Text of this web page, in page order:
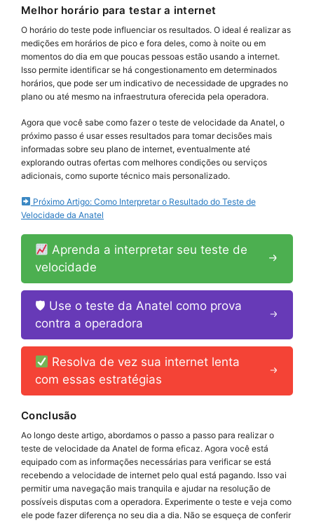
Melhor horário para testar a internet
O horário do teste pode influenciar os resultados. O ideal é realizar as
medições em horários de pico e fora deles, como à noite ou em
momentos do dia em que poucas pessoas estão usando a internet.
Isso permite identificar se há congestionamento em determinados
horários, que pode ser um indicativo de necessidade de upgrades no
plano ou até mesmo na infraestrutura oferecida pela operadora.
Agora que você sabe como fazer o teste de velocidade da Anatel, o
próximo passo é usar esses resultados para tomar decisões mais
informadas sobre seu plano de internet, eventualmente até
explorando outras ofertas com melhores condições ou serviços
adicionais, como suporte técnico mais personalizado.
Próximo Artigo: Como Interpretar o Resultado do Teste de
Velocidade da Anatel
Aprenda a interpretar seu teste de
velocidade
🛡 Use o teste da Anatel como prova
contra a operadora
Resolva de vez sua internet lenta
com essas estratégias
Conclusão
Ao longo deste artigo, abordamos o passo a passo para realizar o
teste de velocidade da Anatel de forma eficaz. Agora você está
equipado com as informações necessárias para verificar se está
recebendo a velocidade de internet pelo qual está pagando. Isso vai
permitir uma navegação mais tranquila e ajudar na resolução de
possíveis disputas com a operadora. Experimente o teste e veja como
ele pode fazer diferença no seu dia a dia. Não se esqueça de conferir